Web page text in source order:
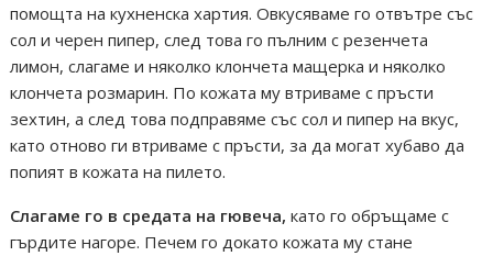
помощта на кухненска хартия. Овкусяваме го отвътре със
сол и черен пипер, след това го пълним с резенчета
лимон, слагаме и няколко клончета мащерка и няколко
клончета розмарин. По кожата му втриваме с пръсти
зехтин, а след това подправяме със сол и пипер на вкус,
като отново ги втриваме с пръсти, за да могат хубаво да
попият в кожата на пилето.
Слагаме го в средата на гювеча, като го обръщаме с
гърдите нагоре. Печем го докато кожата му стане